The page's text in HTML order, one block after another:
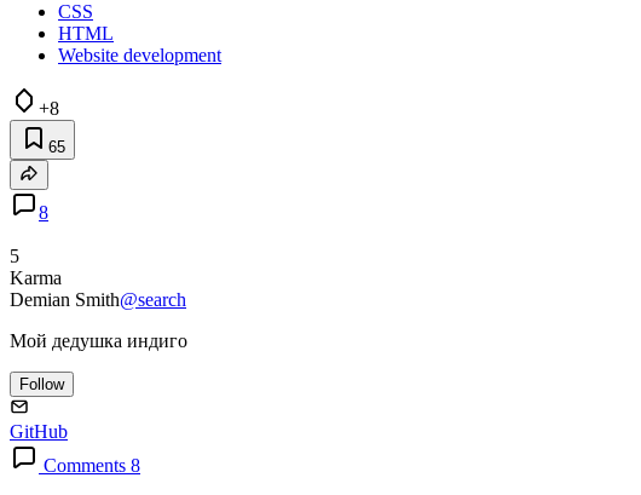
CSS
HTML
Website development
+8
65
8
5
Karma
Demian Smith@search
Мой дедушка индиго
Follow
GitHub
Comments 8